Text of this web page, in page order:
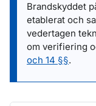
Brandskyddet
etablerat och
vedertagen
om verifiering
och 14 §§.